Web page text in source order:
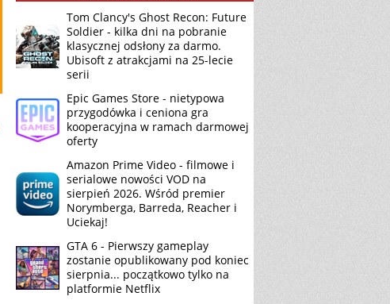
Tom Clancy's Ghost Recon: Future
Soldier - kilka dni na pobranie
klasycznej odsłony za darmo.
Ubisoft z atrakcjami na 25-lecie
serii
Epic Games Store - nietypowa
przygodówka i ceniona gra
kooperacyjna w ramach darmowej
oferty
Amazon Prime Video - filmowe i
serialowe nowości VOD na
sierpień 2026. Wśród premier
Norymberga, Barreda, Reacher i
Uciekaj!
GTA 6 - Pierwszy gameplay
zostanie opublikowany pod koniec
sierpnia... początkowo tylko na
platformie Netflix